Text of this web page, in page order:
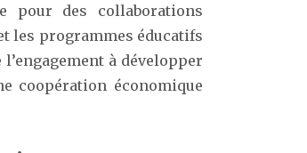
pour des collaborations
les programmes éducatifs
à développer
coopération économique